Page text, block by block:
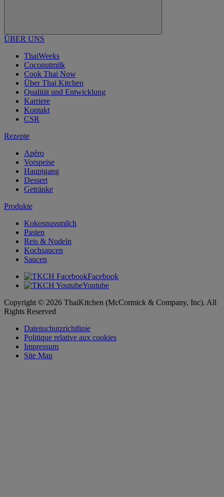
ÜBER UNS
ThaiWeeks
Coconutmilk
Cook Thai Now
Über Thai Kitchen
Qualität und Entwicklung
Karriere
Kontakt
CSR
Rezepte
Apéro
Vorspeise
Hauptgang
Dessert
Getränke
Produkte
Kokosnussmilch
Pasten
Reis & Nudeln
Kochsaucen
Saucen
Facebook
Youtube
Copyright © 2026 ThaiKitchen (McCormick & Company, Inc). All
Rights Reserved
Datenschutzrichtlinie
Politique relative aux cookies
Impressum
Site Map